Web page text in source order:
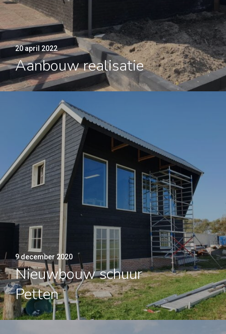
20 april 2022
Aanbouw realisatie
9 december 2020
Nieuwbouw schuur
Petten